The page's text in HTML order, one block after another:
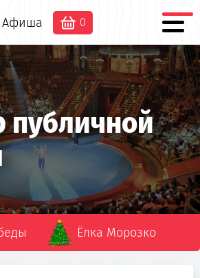
Афиша 0
публичной
Ёлка Морозко